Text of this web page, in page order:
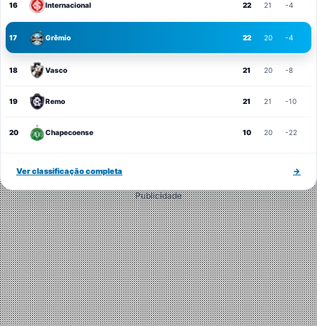
16 Internacional 22 21 -4
17 Grêmio 22 20 -4
18 Vasco 21 20 -8
19 Remo 21 21 -10
20 Chapecoense 10 20 -22
Ver classificação completa →
Publicidade